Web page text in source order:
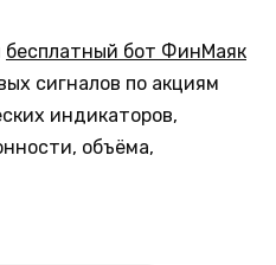
бесплатный бот ФинМаяк
сигналов по акциям
индикаторов,
объёма,